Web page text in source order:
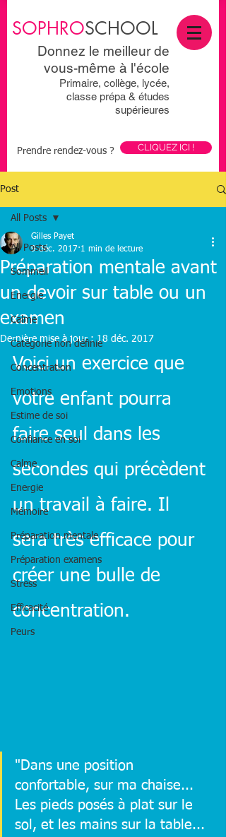
SOPHROSCHOOL
Donnez le meilleur de
vous-même à l'école
Primaire, collège, lycée,
classe prépa & études
supérieures
Prendre rendez-vous ? CLIQUEZ ICI !
Post
All Posts
Sommeil
Energie
Calme
Catégorie non définie
Concentration
Emotions
Estime de soi
Confiance en soi
Calme
Energie
Mémoire
Préparation mentale
Préparation examens
Stress
Efficacité
Peurs
All Posts
Préparation mentale avant
un devoir sur table ou un
examen
Gilles Payet
9 déc. 2017 1 min de lecture
Dernière mise à jour :18 déc. 2017
Voici un exercice que
votre enfant pourra
faire seul dans les
secondes qui précèdent
un travail à faire. Il
sera très efficace pour
créer une bulle de
concentration.
"Dans une position
confortable, sur ma chaise...
Les pieds posés à plat sur le
sol, et les mains sur la table...